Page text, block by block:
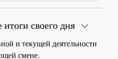
своего дня
и текущей деятельности
смене.